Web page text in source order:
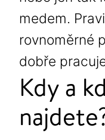
medem.
rovnoměrné
dobře
Kdy a